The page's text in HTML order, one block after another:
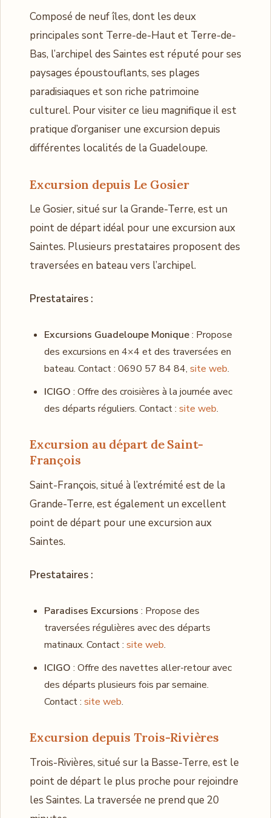
Composé de neuf îles, dont les deux
principales sont Terre-de-Haut et Terre-de-
Bas, l’archipel des Saintes est réputé pour ses
paysages époustouflants, ses plages
paradisiaques et son riche patrimoine
culturel. Pour visiter ce lieu magnifique il est
pratique d’organiser une excursion depuis
différentes localités de la Guadeloupe.
Excursion depuis Le Gosier
Le Gosier, situé sur la Grande-Terre, est un
point de départ idéal pour une excursion aux
Saintes. Plusieurs prestataires proposent des
traversées en bateau vers l’archipel.
Prestataires :
Excursions Guadeloupe Monique: Propose
des excursions en 4×4 et des traversées en
bateau. Contact : 0690 57 84 84, site web.
ICIGO : Offre des croisières à la journée avec
des départs réguliers. Contact : site web.
Excursion au départ de Saint-
François
Saint-François, situé à l’extrémité est de la
Grande-Terre, est également un excellent
point de départ pour une excursion aux
Saintes.
Prestataires :
Paradises Excursions : Propose des
traversées régulières avec des départs
matinaux. Contact : site web.
ICIGO : Offre des navettes aller-retour avec
des départs plusieurs fois par semaine.
Contact : site web.
Excursion depuis Trois-Rivières
Trois-Rivières, situé sur la Basse-Terre, est le
point de départ le plus proche pour rejoindre
les Saintes. La traversée ne prend que 20